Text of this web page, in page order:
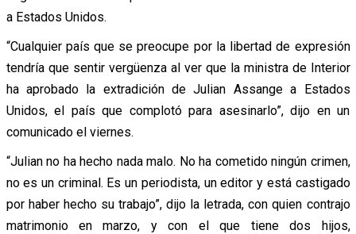
a Estados Unidos.
“Cualquier país que se preocupe por la libertad de expresión
tendría que sentir vergüenza al ver que la ministra de Interior
ha aprobado la extradición de Julian Assange a Estados
Unidos, el país que complotó para asesinarlo”, dijo en un
comunicado el viernes.
“Julian no ha hecho nada malo. No ha cometido ningún crimen,
no es un criminal. Es un periodista, un editor y está castigado
por haber hecho su trabajo”, dijo la letrada, con quien contrajo
matrimonio en marzo, y con el que tiene dos hijos,